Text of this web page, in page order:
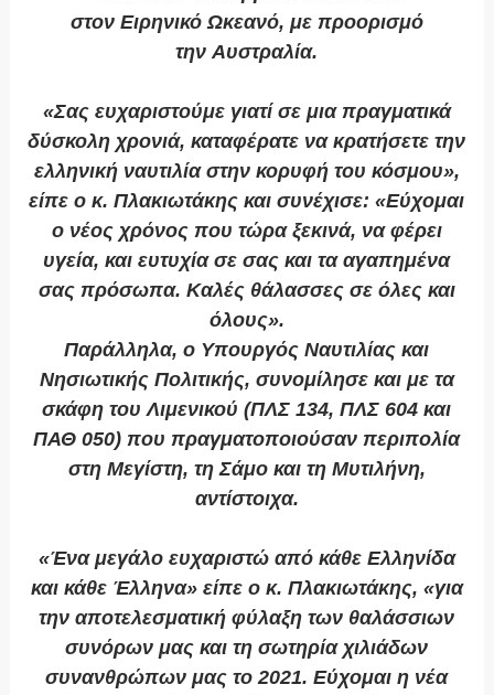
στον Ειρηνικό Ωκεανό, με προορισμό
την Αυστραλία.
«Σας ευχαριστούμε γιατί σε μια πραγματικά
δύσκολη χρονιά, καταφέρατε να κρατήσετε την
ελληνική ναυτιλία στην κορυφή του κόσμου»,
είπε ο κ. Πλακιωτάκης και συνέχισε: «Εύχομαι
ο νέος χρόνος που τώρα ξεκινά, να φέρει
υγεία, και ευτυχία σε σας και τα αγαπημένα
σας πρόσωπα. Καλές θάλασσες σε όλες και
όλους».
Παράλληλα, ο Υπουργός Ναυτιλίας και
Νησιωτικής Πολιτικής, συνομίλησε και με τα
σκάφη του Λιμενικού (ΠΛΣ 134, ΠΛΣ 604 και
ΠΑΘ 050) που πραγματοποιούσαν περιπολία
στη Μεγίστη, τη Σάμο και τη Μυτιλήνη,
αντίστοιχα.
«Ένα μεγάλο ευχαριστώ από κάθε Ελληνίδα
και κάθε Έλληνα» είπε ο κ. Πλακιωτάκης, «για
την αποτελεσματική φύλαξη των θαλάσσιων
συνόρων μας και τη σωτηρία χιλιάδων
συνανθρώπων μας το 2021. Εύχομαι η νέα